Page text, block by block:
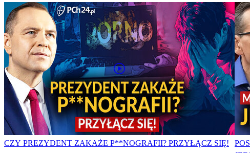
CZY PREZYDENT ZAKAŻE P**NOGRAFII? PRZYŁĄCZ SIĘ!